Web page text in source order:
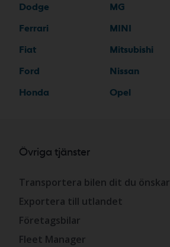
Dodge
Ferrari
Fiat
Ford
Honda
MG
MINI
Mitsubishi
Nissan
Opel
Övriga tjänster
Transportera bilen dit du önskar
Exportera till utlandet
Företagsbilar
Fleet Manager